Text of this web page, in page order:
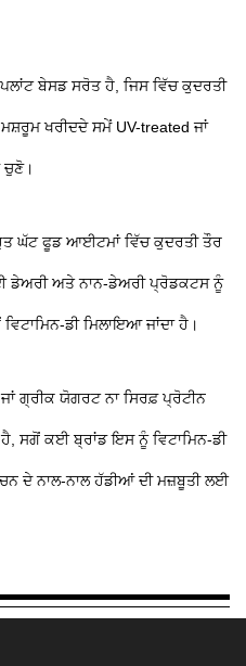
ਬੇਸਡ ਸਰੋਤ ਹੈ, ਜਿਸ ਵਿੱਚ ਕੁਦਰਤੀ
ਮਸ਼ਰੂਮ ਖਰੀਦਦੇ ਸਮੇਂ UV-treated ਜਾਂ
ਚੁਣੋ।
ਘੱਟ ਫੂਡ ਆਈਟਮਾਂ ਵਿੱਚ ਕੁਦਰਤੀ ਤੌਰ
ਡੇਅਰੀ ਅਤੇ ਨਾਨ-ਡੇਅਰੀ ਪ੍ਰੋਡਕਟਸ ਨੂੰ
ਡੀ ਮਿਲਾਇਆ ਜਾਂਦਾ ਹੈ।
ਗ੍ਰੀਕ ਯੋਗਰਟ ਨਾ ਸਿਰਫ਼ ਪ੍ਰੋਟੀਨ
ਸਗੋਂ ਕਈ ਬ੍ਰਾਂਡ ਇਸ ਨੂੰ ਵਿਟਾਮਿਨ-ਡੀ
ਦੇ ਨਾਲ-ਨਾਲ ਹੱਡੀਆਂ ਦੀ ਮਜ਼ਬੂਤੀ ਲਈ